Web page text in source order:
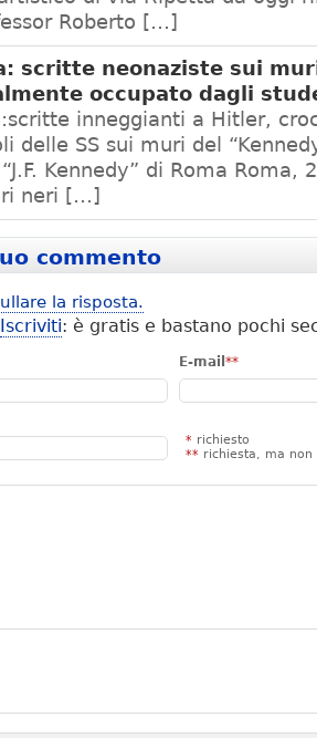
Roberto […]
scritte neonaziste sui
occupato dagli
inneggianti a Hitler,
delle SS sui muri del
Kennedy” di Roma Roma,
neri […]
commento
la risposta.
Iscriviti: è gratis e bastano pochi
E-mail **
* richiesto
** richiesta, ma non